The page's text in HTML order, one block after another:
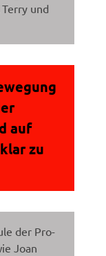
und
auf
zu
der Pro-
Joan